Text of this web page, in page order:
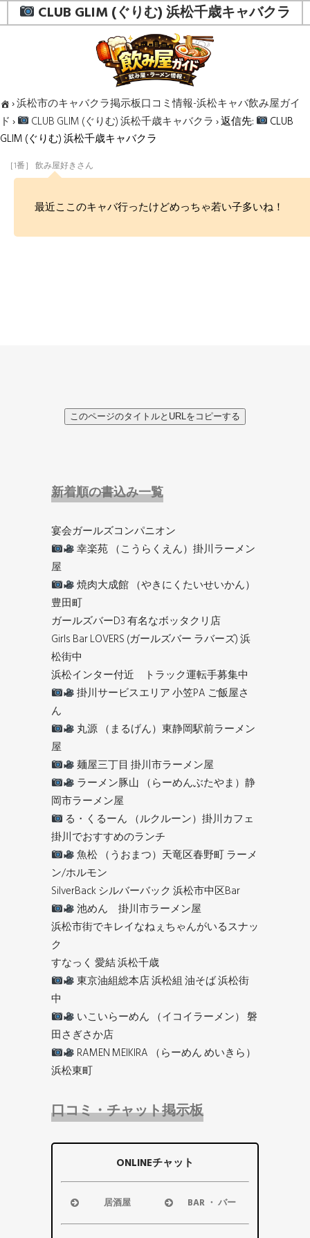
CLUB GLIM (ぐりむ) 浜松千歳キャバクラ
›浜松市のキャバクラ掲示板口コミ情報-浜松キャバ飲み屋ガイ
ド › CLUB GLIM (ぐりむ) 浜松千歳キャバクラ ›返信先:
CLUB
GLIM (ぐりむ) 浜松千歳キャバクラ
［1番］ 飲み屋好きさん
最近ここのキャバ行ったけどめっちゃ若い子多いね！
このページのタイトルとURLをコピーする
新着順の書込み一覧
宴会ガールズコンパニオン
幸楽苑 （こうらくえん）掛川ラーメン
屋
焼肉大成館 （やきにくたいせいかん）
豊田町
ガールズバーD3 有名なボッタクリ店
Girls Bar LOVERS (ガールズバー ラバーズ) 浜
松街中
浜松インター付近 トラック運転手募集中
掛川サービスエリア 小笠PA ご飯屋さ
ん
丸源 （まるげん）東静岡駅前ラーメン
屋
麺屋三丁目 掛川市ラーメン屋
ラーメン豚山 （らーめんぶたやま）静
岡市ラーメン屋
る・くるーん （ルクルーン）掛川カフェ
掛川でおすすめのランチ
魚松 （うおまつ）天竜区春野町 ラーメ
ン/ホルモン
SilverBack シルバーバック 浜松市中区Bar
池めん 掛川市ラーメン屋
浜松市街でキレイなねぇちゃんがいるスナッ
ク
すなっく 愛結 浜松千歳
東京油組総本店 浜松組 油そば 浜松街
中
いこいらーめん （イコイラーメン） 磐
田さぎさか店
RAMEN MEIKIRA （らーめん めいきら）
浜松東町
口コミ・チャット掲示板
ONLINEチャット
居酒屋
浜松市
BAR ・ バー
浜松市